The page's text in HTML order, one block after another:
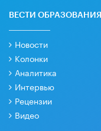
ВЕСТИ ОБРАЗОВАНИЯ
Новости
Колонки
Аналитика
Интервью
Рецензии
Видео